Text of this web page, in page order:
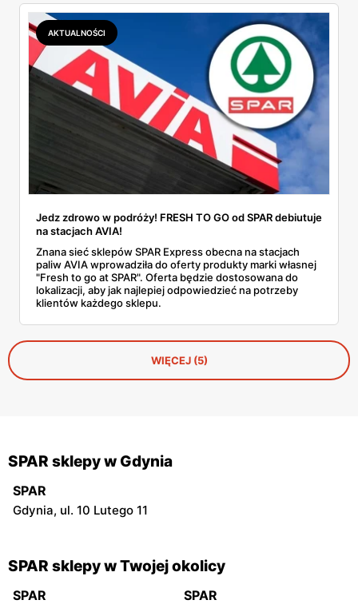
AKTUALNOŚCI
Jedz zdrowo w podróży! FRESH TO GO od SPAR debiutuje
na stacjach AVIA!
Znana sieć sklepów SPAR Express obecna na stacjach
paliw AVIA wprowadziła do oferty produkty marki własnej
"Fresh to go at SPAR". Oferta będzie dostosowana do
lokalizacji, aby jak najlepiej odpowiedzieć na potrzeby
klientów każdego sklepu.
WIĘCEJ (5)
SPAR sklepy w Gdynia
SPAR
Gdynia, ul. 10 Lutego 11
SPAR sklepy w Twojej okolicy
SPAR SPAR